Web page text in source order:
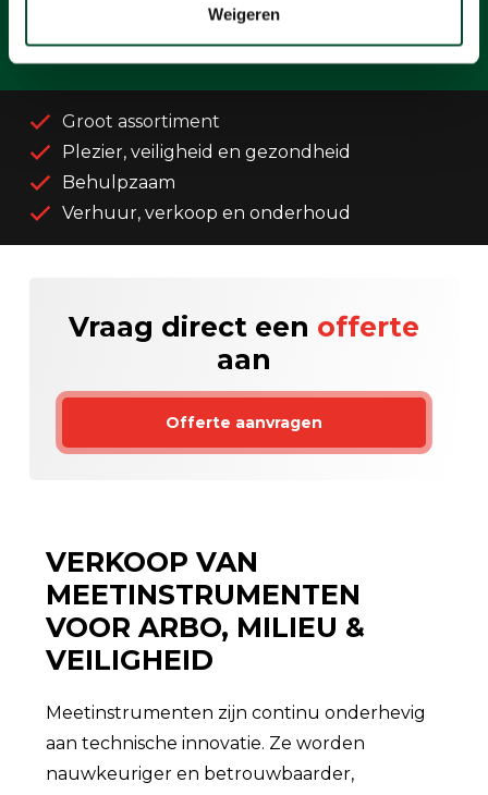
Weigeren
Advies aanvraag indienen
Groot assortiment
Plezier, veiligheid en gezondheid
Behulpzaam
Verhuur, verkoop en onderhoud
Vraag direct een offerte
aan
Offerte aanvragen
VERKOOP VAN
MEETINSTRUMENTEN
VOOR ARBO, MILIEU &
VEILIGHEID
Meetinstrumenten zijn continu onderhevig
aan technische innovatie. Ze worden
nauwkeuriger en betrouwbaarder,